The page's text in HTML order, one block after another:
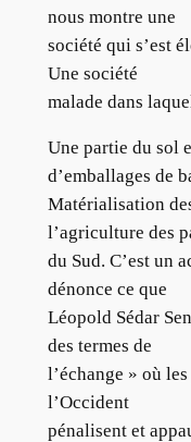
nous montre une
société qui s’est
Une société
malade dans
Une partie du sol
d’emballages de
Matérialisation
l’agriculture des
du Sud. C’est un
dénonce ce que
Léopold Sédar
des termes de
l’échange » où
l’Occident
pénalisent et